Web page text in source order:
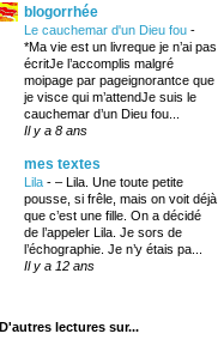
blogorrhée
Le cauchemar d'un Dieu fou -
*Ma vie est un livreque je n’ai pas
écritJe l’accomplis malgré
moipage par pageignorantce que
je visce qui m’attendJe suis le
cauchemar d’un Dieu fou...
Il y a 8 ans
mes textes
Lila - – Lila. Une toute petite
pousse, si frêle, mais on voit déjà
que c’est une fille. On a décidé
de l’appeler Lila. Je sors de
l’échographie. Je n’y étais pa...
Il y a 12 ans
D'autres lectures sur...